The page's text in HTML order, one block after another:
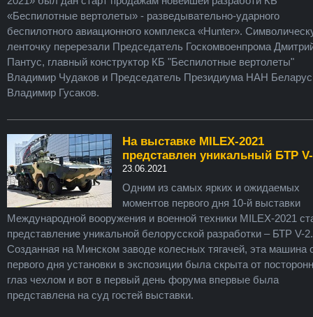
«Беспилотные вертолеты» - разведывательно-ударного
беспилотного авиационного комплекса «Hunter».
ленточку перерезали Председатель Госкомвоенпрома
Пантус, главный конструктор КБ "Беспилотные вертолеты"
Владимир Чудаков и Председатель Президиума НАН
Владимир Гусаков.
На выставке MILEX-2021
представлен уникальный БТР
23.06.2021
Одним из самых ярких и ожидаемых
моментов первого дня 10-й выставки
Международной вооружения и военной техники MILEX-2021
представление уникальной белорусской разработки – БТР V-2.
Созданная на Минском заводе колесных тягачей, эта машина
первого дня установки в экспозиции была скрыта от
глаз чехлом и вот в первый день форума впервые была
представлена на суд гостей выставки.